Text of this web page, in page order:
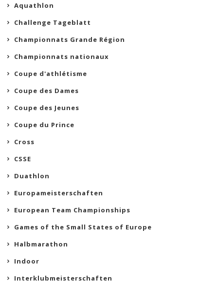
Aquathlon
Challenge Tageblatt
Championnats Grande Région
Championnats nationaux
Coupe d'athlétisme
Coupe des Dames
Coupe des Jeunes
Coupe du Prince
Cross
CSSE
Duathlon
Europameisterschaften
European Team Championships
Games of the Small States of Europe
Halbmarathon
Indoor
Interklubmeisterschaften